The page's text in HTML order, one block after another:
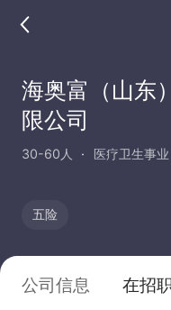
海奥富（山东
限公司
30-60人 医疗卫生事业
五险
公司信息 在招